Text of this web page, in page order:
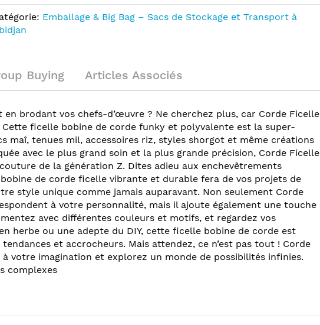
Emballage & Big Bag – Sacs de Stockage et Transport à
brodant vos chefs-d’œuvre ? Ne cherchez plus, car Corde Ficelle
ficelle bobine de corde funky et polyvalente est la super-
maî, tenues mil, accessoires riz, styles shorgot et même créations
avec le plus grand soin et la plus grande précision, Corde Ficelle
de la génération Z. Dites adieu aux enchevêtrements
de corde ficelle vibrante et durable fera de vos projets de
style unique comme jamais auparavant. Non seulement Corde
à votre personnalité, mais il ajoute également une touche
avec différentes couleurs et motifs, et regardez vos
herbe ou une adepte du DIY, cette ficelle bobine de corde est
et accrocheurs. Mais attendez, ce n’est pas tout ! Corde
votre imagination et explorez un monde de possibilités infinies.
complexes
Buying Articles Associés